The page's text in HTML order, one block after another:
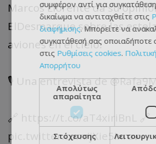
Marcos Llorente da su
ElDesmarque sobre las
aviones en el cielo.
🎙️ Una entrevista de
🔗 https://t.co/aT4xiriBnL
🔗
pic.twitter.com/jXie5Ixrav
συμφέρον αντί για
δικαίωμα να αντιταχθείτε στις
διαφήμισης. Μπορείτε να
συγκατάθεσή σας οποιαδήποτε
στις Ρυθμίσεις cookies. Πολιτική
Απορρήτου
Απολύτως
απαραίτητα
Στόχευσης